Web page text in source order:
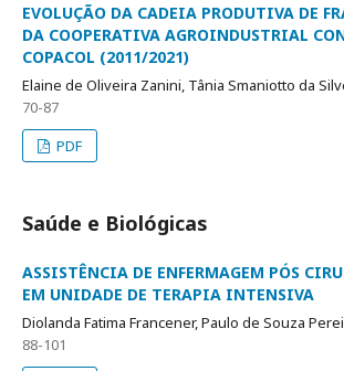
EVOLUÇÃO DA CADEIA PRODUTIVA DE
DA COOPERATIVA AGROINDUSTRIAL
COPACOL (2011/2021)
Elaine de Oliveira Zanini, Tânia Smaniotto da
70-87
PDF
Saúde e Biológicas
ASSISTÊNCIA DE ENFERMAGEM PÓS
EM UNIDADE DE TERAPIA INTENSIVA
Diolanda Fatima Francener, Paulo de Souza
88-101